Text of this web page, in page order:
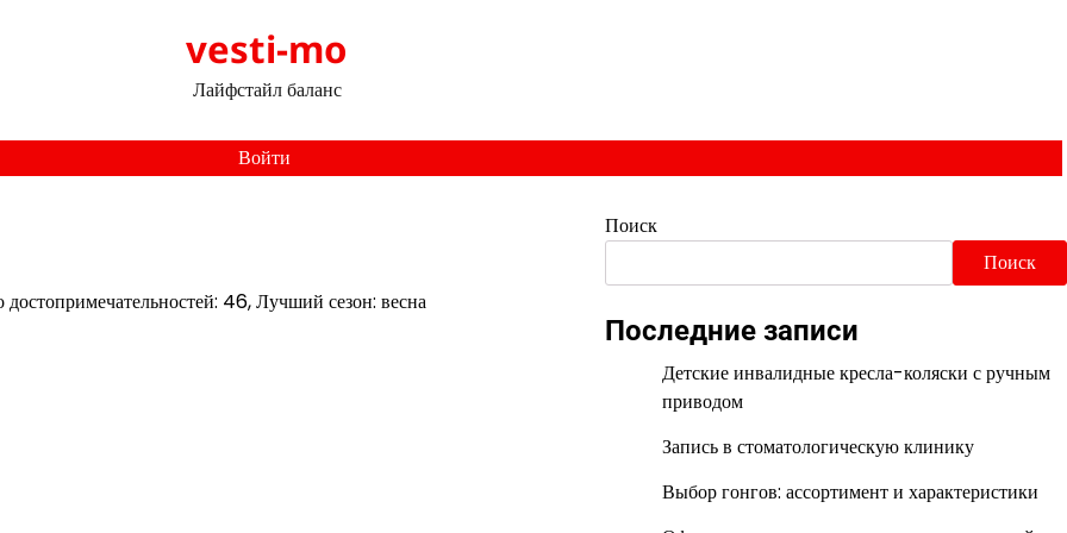
vesti-mo
Лайфстайл баланс
Войти
46, Лучший сезон: весна
Поиск
Поиск
Последние записи
Детские инвалидные кресла-коляски с ручным
приводом
Запись в стоматологическую клинику
Выбор гонгов: ассортимент и характеристики